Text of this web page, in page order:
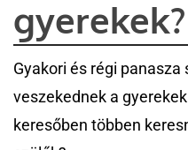
gyerekek?
Gyakori és régi panasza
veszekednek a
keresőben többen